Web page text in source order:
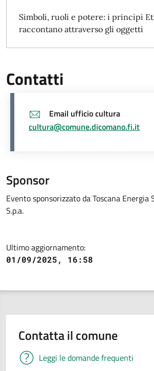
Simboli, ruoli e potere: i principi
raccontano attraverso gli oggetti
Contatti
Email ufficio cultura
cultura@comune.dicomano.fi.it
Sponsor
Evento sponsorizzato da Toscana Energia
S.p.a.
Ultimo aggiornamento:
01/09/2025, 16:58
Contatta il comune
Leggi le domande frequenti